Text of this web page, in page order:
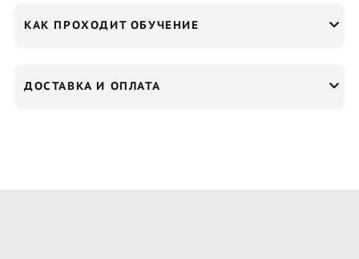
КАК ПРОХОДИТ ОБУЧЕНИЕ
ДОСТАВКА И ОПЛАТА